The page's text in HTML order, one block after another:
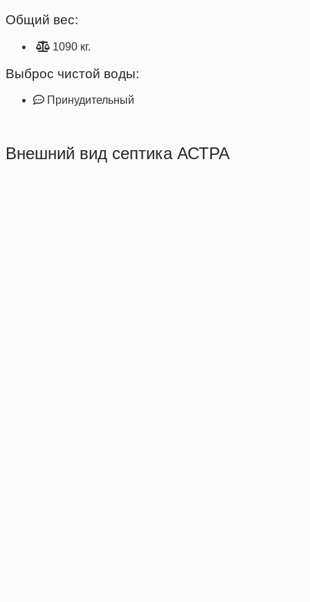
Общий вес:
1090 кг.
Выброс чистой воды:
Принудительный
Внешний вид септика АСТРА